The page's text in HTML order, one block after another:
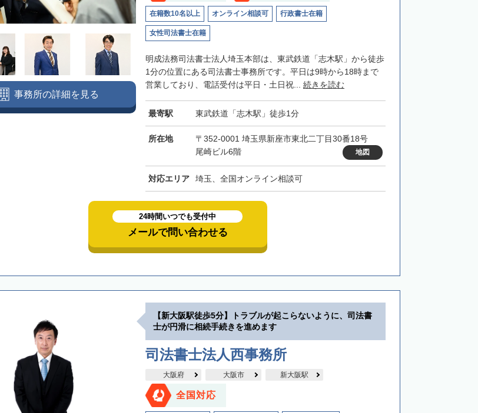
在籍数10名以上 オンライン相談可 行政書士在籍
女性司法書士在籍
明成法務司法書士法人埼玉本部は、東武鉄道「志木駅」から徒歩
1分の位置にある司法書士事務所です。平日は9時から18時まで
営業しており、電話受付は平日・土日祝... 続きを読む
最寄駅 東武鉄道「志木駅」徒歩1分
所在地
〒352-0001 埼玉県新座市東北二丁目30番18号
尾崎ビル6階
地図
対応エリア 埼玉、全国オンライン相談可
事務所の詳細を見る
24時間いつでも受付中
メールで問い合わせる
【新大阪駅徒歩5分】トラブルが起こらないように、司法書
士が円滑に相続手続きを進めます
司法書士法人西事務所
大阪府 大阪市 新大阪駅
全国対応